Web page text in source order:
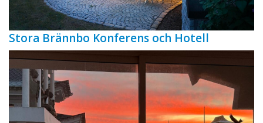
Stora Brännbo Konferens och Hotell